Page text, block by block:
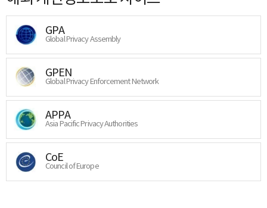
GPA
Global Privacy Assembly
GPEN
Global Privacy Enforcement Network
APPA
Asia Pacific Privacy Authorities
CoE
Council of Europe